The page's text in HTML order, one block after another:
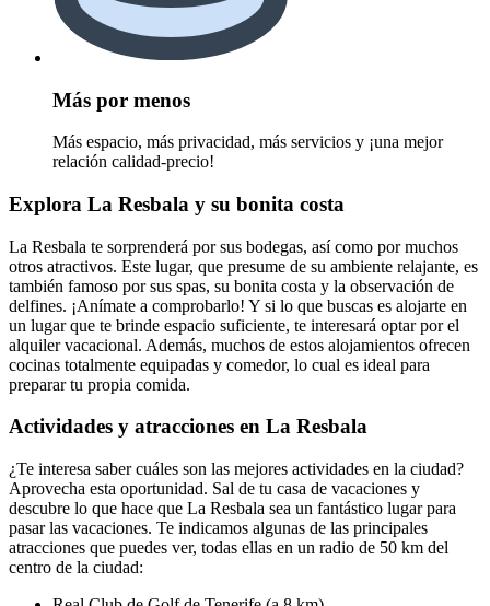
Más por menos
Más espacio, más privacidad, más servicios y ¡una mejor
relación calidad-precio!
Explora La Resbala y su bonita costa
La Resbala te sorprenderá por sus bodegas, así como por muchos
otros atractivos. Este lugar, que presume de su ambiente relajante, es
también famoso por sus spas, su bonita costa y la observación de
delfines. ¡Anímate a comprobarlo! Y si lo que buscas es alojarte en
un lugar que te brinde espacio suficiente, te interesará optar por el
alquiler vacacional. Además, muchos de estos alojamientos ofrecen
cocinas totalmente equipadas y comedor, lo cual es ideal para
preparar tu propia comida.
Actividades y atracciones en La Resbala
¿Te interesa saber cuáles son las mejores actividades en la ciudad?
Aprovecha esta oportunidad. Sal de tu casa de vacaciones y
descubre lo que hace que La Resbala sea un fantástico lugar para
pasar las vacaciones. Te indicamos algunas de las principales
atracciones que puedes ver, todas ellas en un radio de 50 km del
centro de la ciudad: